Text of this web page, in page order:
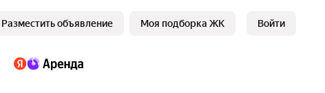
Разместить объявление Моя подборка ЖК Войти